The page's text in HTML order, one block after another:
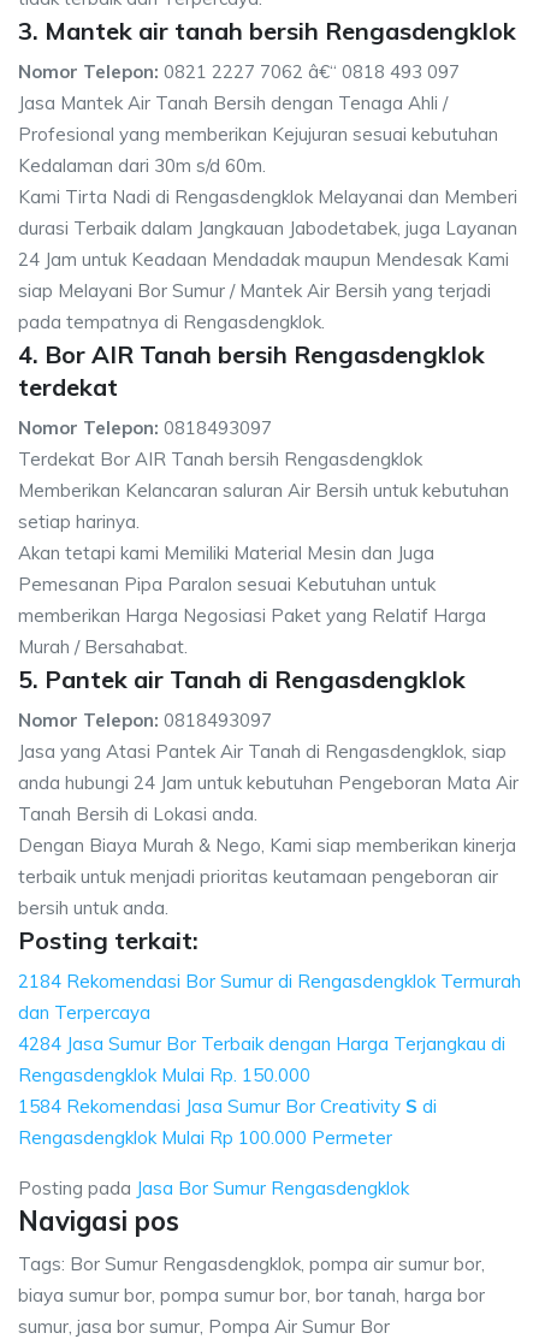
3. Mantek air tanah bersih Rengasdengklok
Nomor Telepon: 0821 2227 7062 â€“ 0818 493 097
Jasa Mantek Air Tanah Bersih dengan Tenaga Ahli /
Profesional yang memberikan Kejujuran sesuai kebutuhan
Kedalaman dari 30m s/d 60m.
Kami Tirta Nadi di Rengasdengklok Melayanai dan Memberi
durasi Terbaik dalam Jangkauan Jabodetabek, juga Layanan
24 Jam untuk Keadaan Mendadak maupun Mendesak Kami
siap Melayani Bor Sumur / Mantek Air Bersih yang terjadi
pada tempatnya di Rengasdengklok.
4. Bor AIR Tanah bersih Rengasdengklok
terdekat
Nomor Telepon: 0818493097
Terdekat Bor AIR Tanah bersih Rengasdengklok
Memberikan Kelancaran saluran Air Bersih untuk kebutuhan
setiap harinya.
Akan tetapi kami Memiliki Material Mesin dan Juga
Pemesanan Pipa Paralon sesuai Kebutuhan untuk
memberikan Harga Negosiasi Paket yang Relatif Harga
Murah / Bersahabat.
5. Pantek air Tanah di Rengasdengklok
Nomor Telepon: 0818493097
Jasa yang Atasi Pantek Air Tanah di Rengasdengklok, siap
anda hubungi 24 Jam untuk kebutuhan Pengeboran Mata Air
Tanah Bersih di Lokasi anda.
Dengan Biaya Murah & Nego, Kami siap memberikan kinerja
terbaik untuk menjadi prioritas keutamaan pengeboran air
bersih untuk anda.
Posting terkait:
2184 Rekomendasi Bor Sumur di Rengasdengklok Termurah
dan Terpercaya
4284 Jasa Sumur Bor Terbaik dengan Harga Terjangkau di
Rengasdengklok Mulai Rp. 150.000
1584 Rekomendasi Jasa Sumur Bor Creativity S di
Rengasdengklok Mulai Rp 100.000 Permeter
Posting pada Jasa Bor Sumur Rengasdengklok
Navigasi pos
Tags: Bor Sumur Rengasdengklok, pompa air sumur bor,
biaya sumur bor, pompa sumur bor, bor tanah, harga bor
sumur, jasa bor sumur, Pompa Air Sumur Bor